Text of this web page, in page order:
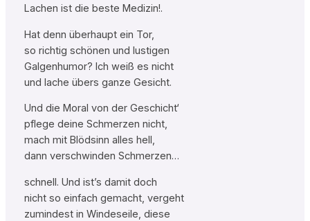
Lachen ist die beste Medizin!.
Hat denn überhaupt ein Tor,
so richtig schönen und lustigen
Galgenhumor? Ich weiß es nicht
und lache übers ganze Gesicht.
Und die Moral von der Geschicht‘
pflege deine Schmerzen nicht,
mach mit Blödsinn alles hell,
dann verschwinden Schmerzen…
schnell. Und ist’s damit doch
nicht so einfach gemacht, vergeht
zumindest in Windeseile, diese